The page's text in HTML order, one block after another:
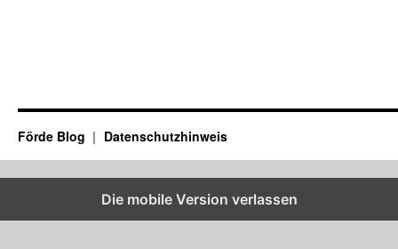
Förde Blog Datenschutzhinweis
Die mobile Version verlassen